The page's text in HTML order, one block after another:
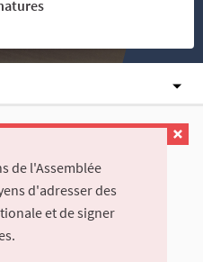
de l'Assemblée
d'adresser des
et de signer